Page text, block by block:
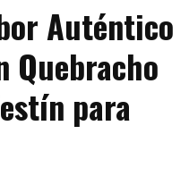
Auténtico
Quebracho
para